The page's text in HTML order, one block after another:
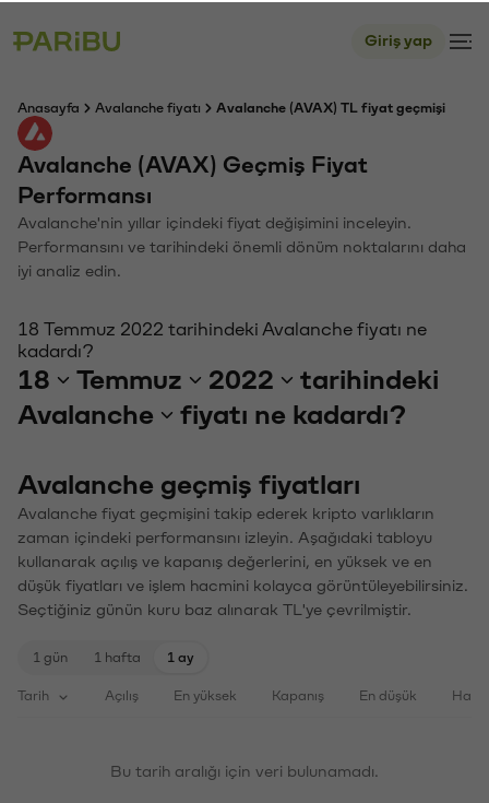
Giriş yap
Anasayfa Avalanche fiyatı Avalanche (AVAX) TL fiyat geçmişi
Avalanche (AVAX) Geçmiş Fiyat
Performansı
Avalanche'nin yıllar içindeki fiyat değişimini inceleyin.
Performansını ve tarihindeki önemli dönüm noktalarını daha
iyi analiz edin.
18 Temmuz 2022 tarihindeki Avalanche fiyatı ne
kadardı?
18 Temmuz 2022
tarihindeki
Avalanche
fiyatı ne kadardı?
Avalanche geçmiş fiyatları
Avalanche fiyat geçmişini takip ederek kripto varlıkların
zaman içindeki performansını izleyin. Aşağıdaki tabloyu
kullanarak açılış ve kapanış değerlerini, en yüksek ve en
düşük fiyatları ve işlem hacmini kolayca görüntüleyebilirsiniz.
Seçtiğiniz günün kuru baz alınarak TL'ye çevrilmiştir.
1 gün 1 hafta 1 ay
Tarih Açılış En yüksek Kapanış En düşük
Bu tarih aralığı için veri bulunamadı.